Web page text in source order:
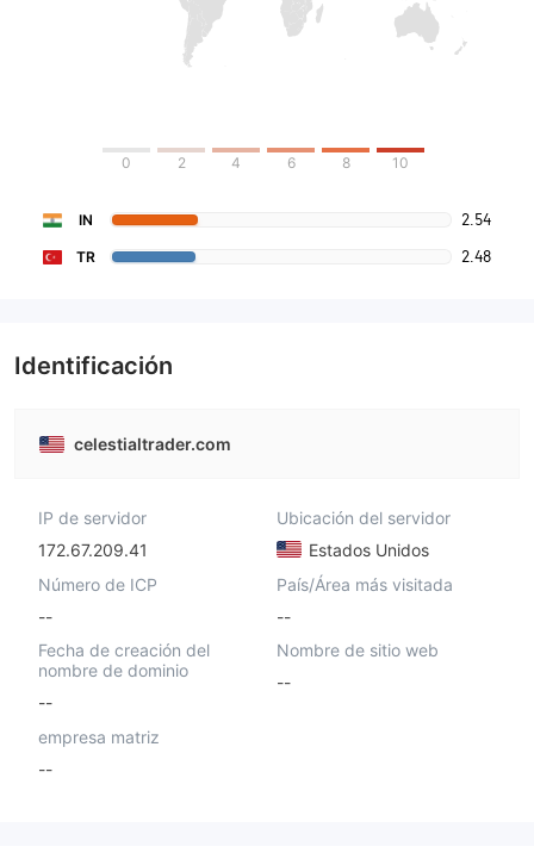
0 2 4 6 8 10
IN 2.54
TR 2.48
Identificación
celestialtrader.com
IP de servidor
172.67.209.41
Ubicación del servidor
Estados Unidos
Número de ICP
--
País/Área más visitada
--
Fecha de creación del
nombre de dominio
--
Nombre de sitio web
--
empresa matriz
--